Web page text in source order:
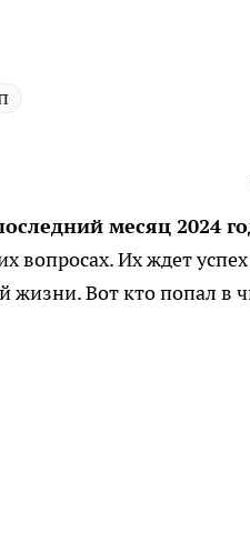
месяц 2024
вопросах. Их ждет
жизни. Вот кто попал в